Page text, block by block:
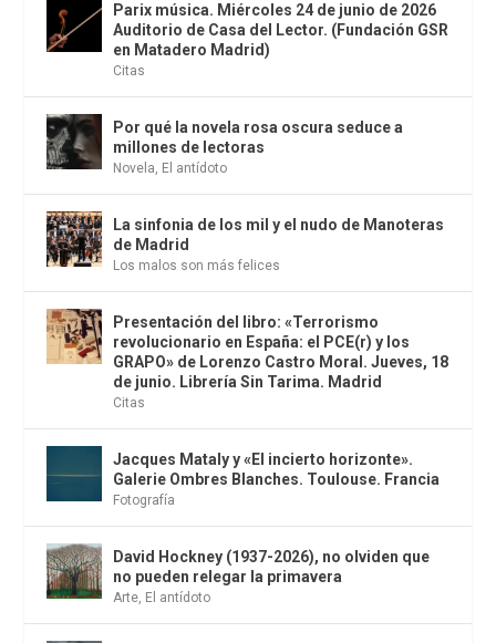
Parix música. Miércoles 24 de junio de 2026
Auditorio de Casa del Lector. (Fundación GSR
en Matadero Madrid)
Citas
Por qué la novela rosa oscura seduce a
millones de lectoras
Novela, El antídoto
La sinfonia de los mil y el nudo de Manoteras
de Madrid
Los malos son más felices
Presentación del libro: «Terrorismo
revolucionario en España: el PCE(r) y los
GRAPO» de Lorenzo Castro Moral. Jueves, 18
de junio. Librería Sin Tarima. Madrid
Citas
Jacques Mataly y «El incierto horizonte».
Galerie Ombres Blanches. Toulouse. Francia
Fotografía
David Hockney (1937-2026), no olviden que
no pueden relegar la primavera
Arte, El antídoto